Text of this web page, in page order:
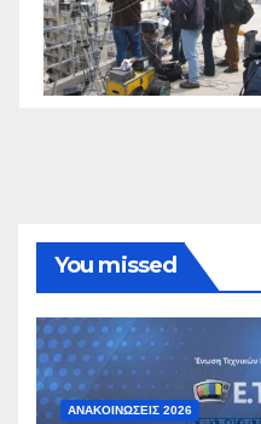
You missed
ΑΝΑΚΟΙΝΏΣΕΙΣ 2026